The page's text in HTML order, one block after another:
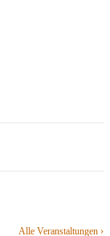
Alle Veranstaltungen ›